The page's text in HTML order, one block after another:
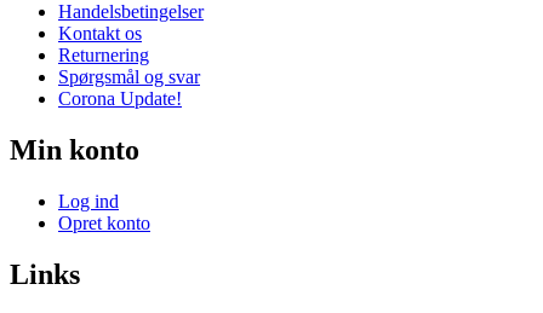
Handelsbetingelser
Kontakt os
Returnering
Spørgsmål og svar
Corona Update!
Min konto
Log ind
Opret konto
Links